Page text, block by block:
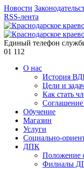
Новости
RSS-лента
Единый телефон
01 112
О нас
История
Цели и
Как стать
Обучение
Магазин
Услуги
Социально-
ДПК
Положение
Филиалы